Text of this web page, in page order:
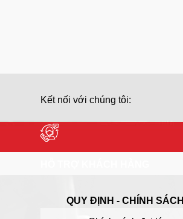
Kết nối với chúng tôi:
QUY ĐỊNH - CHÍNH SÁCH